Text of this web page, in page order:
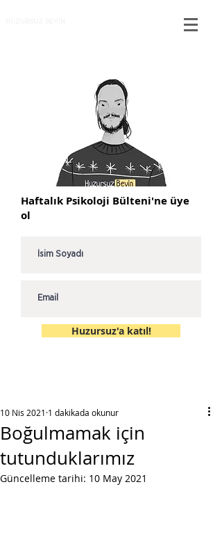
Haftalık Psikoloji Bülteni'ne üye
ol
Huzursuz'a katıl!
Boğulmamak için
tutunduklarımız
10 Nis 2021 1 dakikada okunur
Güncelleme tarihi: 10 May 2021